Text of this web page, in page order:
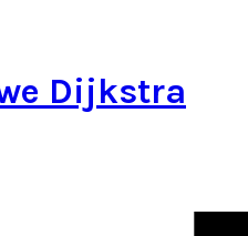
Dijkstra